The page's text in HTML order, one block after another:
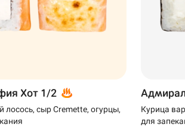
Хот 1/2
лосось, сыр Cremette, огурцы,
Курица
для